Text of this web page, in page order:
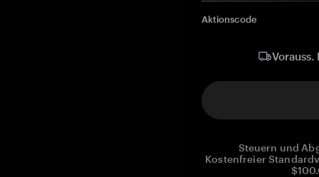
Aktionscode
Steuern und
Kostenfreier